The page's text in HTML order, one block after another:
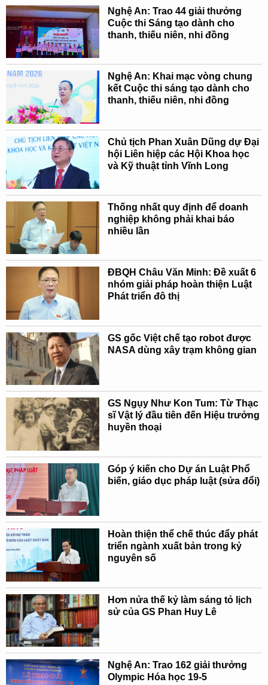
Nghệ An: Trao 44 giải thưởng
Cuộc thi Sáng tạo dành cho
thanh, thiếu niên, nhi đồng
Nghệ An: Khai mạc vòng chung
kết Cuộc thi sáng tạo dành cho
thanh, thiếu niên, nhi đồng
Chủ tịch Phan Xuân Dũng dự Đại
hội Liên hiệp các Hội Khoa học
và Kỹ thuật tỉnh Vĩnh Long
Thống nhất quy định để doanh
nghiệp không phải khai báo
nhiều lần
ĐBQH Châu Văn Minh: Đề xuất 6
nhóm giải pháp hoàn thiện Luật
Phát triển đô thị
GS gốc Việt chế tạo robot được
NASA dùng xây trạm không gian
GS Ngụy Như Kon Tum: Từ Thạc
sĩ Vật lý đầu tiên đến Hiệu trưởng
huyền thoại
Góp ý kiến cho Dự án Luật Phổ
biến, giáo dục pháp luật (sửa đổi)
Hoàn thiện thể chế thúc đẩy phát
triển ngành xuất bản trong kỷ
nguyên số
Hơn nửa thế kỷ làm sáng tỏ lịch
sử của GS Phan Huy Lê
Nghệ An: Trao 162 giải thưởng
Olympic Hóa học 19-5